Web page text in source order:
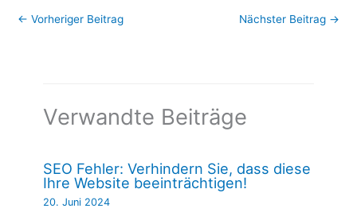
← Vorheriger Beitrag Nächster Beitrag →
Verwandte Beiträge
SEO Fehler: Verhindern Sie, dass diese
Ihre Website beeinträchtigen!
20. Juni 2024